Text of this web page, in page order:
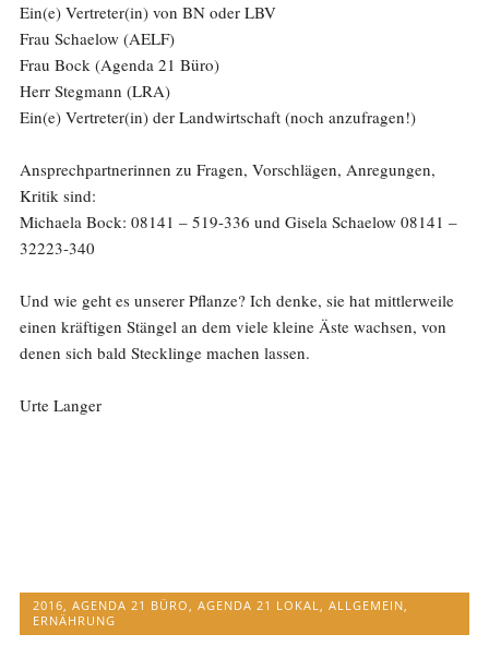
Ein(e) Vertreter(in) von BN oder LBV
Frau Schaelow (AELF)
Frau Bock (Agenda 21 Büro)
Herr Stegmann (LRA)
Ein(e) Vertreter(in) der Landwirtschaft (noch anzufragen!)
Ansprechpartnerinnen zu Fragen, Vorschlägen, Anregungen,
Kritik sind:
Michaela Bock: 08141 – 519-336 und Gisela Schaelow 08141 –
32223-340
Und wie geht es unserer Pflanze? Ich denke, sie hat mittlerweile
einen kräftigen Stängel an dem viele kleine Äste wachsen, von
denen sich bald Stecklinge machen lassen.
Urte Langer
2016, AGENDA 21 BÜRO, AGENDA 21 LOKAL, ALLGEMEIN,
ERNÄHRUNG